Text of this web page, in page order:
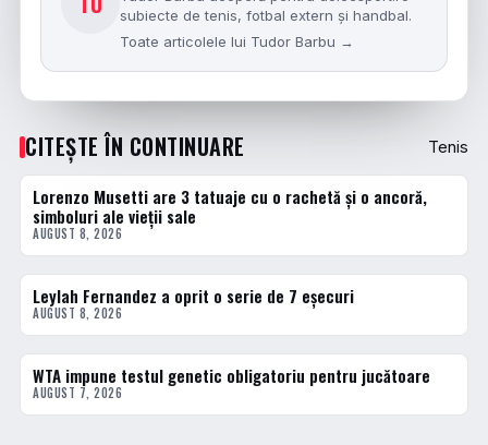
subiecte de tenis, fotbal extern și handbal.
Toate articolele lui Tudor Barbu →
CITEȘTE ÎN CONTINUARE Tenis
TENIS
Lorenzo Musetti are 3 tatuaje cu o rachetă și o ancoră,
simboluri ale vieții sale
AUGUST 8, 2026
TENIS
Leylah Fernandez a oprit o serie de 7 eșecuri
AUGUST 8, 2026
TENIS
WTA impune testul genetic obligatoriu pentru jucătoare
AUGUST 7, 2026